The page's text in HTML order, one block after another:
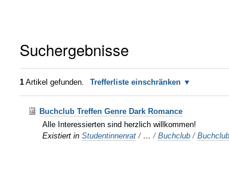
Suchergebnisse
1 Artikel gefunden. Trefferliste einschränken
Buchclub Treffen Genre Dark Romance
Alle Interessierten sind herzlich willkommen!
Existiert in Studentinnenrat / …/Buchclub /